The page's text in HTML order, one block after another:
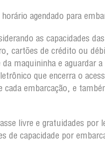
agendado para
as capacidades das
cartões de crédito ou
maquininha e aguardar a
que encerra o
cada embarcação, e
livre e gratuidades por
de capacidade por